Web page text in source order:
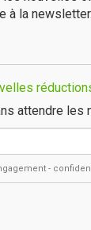
à la newsletter.
attendre les
-